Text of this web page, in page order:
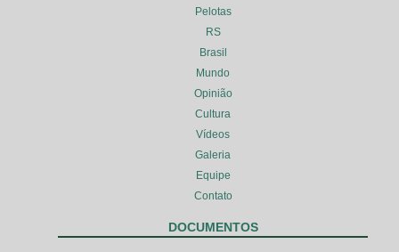
Pelotas
RS
Brasil
Mundo
Opinião
Cultura
Vídeos
Galeria
Equipe
Contato
DOCUMENTOS